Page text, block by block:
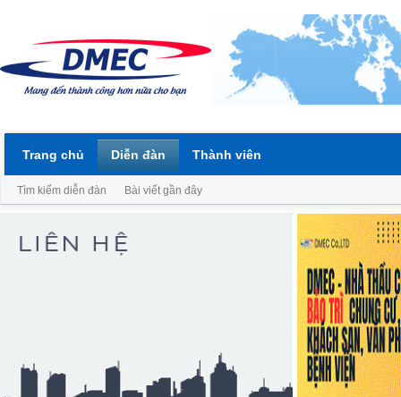
Trang chủ Diễn đàn
Tìm kiếm diễn đàn Bài viết gần đây
Thành viên